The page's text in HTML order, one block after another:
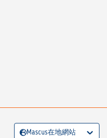
Mascus在地網站